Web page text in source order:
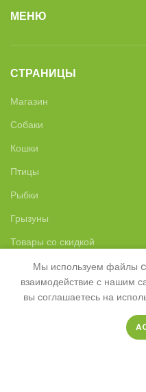
МЕНЮ
СТРАНИЦЫ
Магазин
Собаки
Кошки
Птицы
Рыбки
Грызуны
Товары со скидкой
КОНТАКТНАЯ ФОРМА
Мы используем файлы
взаимодействие с нашим
вы соглашаетесь на